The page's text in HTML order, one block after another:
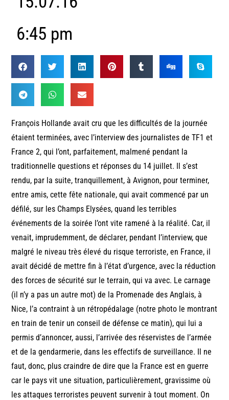
6:45 pm
François Hollande avait cru que les difficultés de la journée
étaient terminées, avec l’interview des journalistes de TF1 et
France 2, qui l’ont, parfaitement, malmené pendant la
traditionnelle questions et réponses du 14 juillet. Il s’est
rendu, par la suite, tranquillement, à Avignon, pour terminer,
entre amis, cette fête nationale, qui avait commencé par un
défilé, sur les Champs Elysées, quand les terribles
événements de la soirée l’ont vite ramené à la réalité. Car, il
venait, imprudemment, de déclarer, pendant l’interview, que
malgré le niveau très élevé du risque terroriste, en France, il
avait décidé de mettre fin à l’état d’urgence, avec la réduction
des forces de sécurité sur le terrain, qui va avec. Le carnage
(il n’y a pas un autre mot) de la Promenade des Anglais, à
Nice, l’a contraint à un rétropédalage (notre photo le montrant
en train de tenir un conseil de défense ce matin), qui lui a
permis d’annoncer, aussi, l’arrivée des réservistes de l’armée
et de la gendarmerie, dans les effectifs de surveillance. Il ne
faut, donc, plus craindre de dire que la France est en guerre
car le pays vit une situation, particulièrement, gravissime où
les attaques terroristes peuvent survenir à tout moment. On